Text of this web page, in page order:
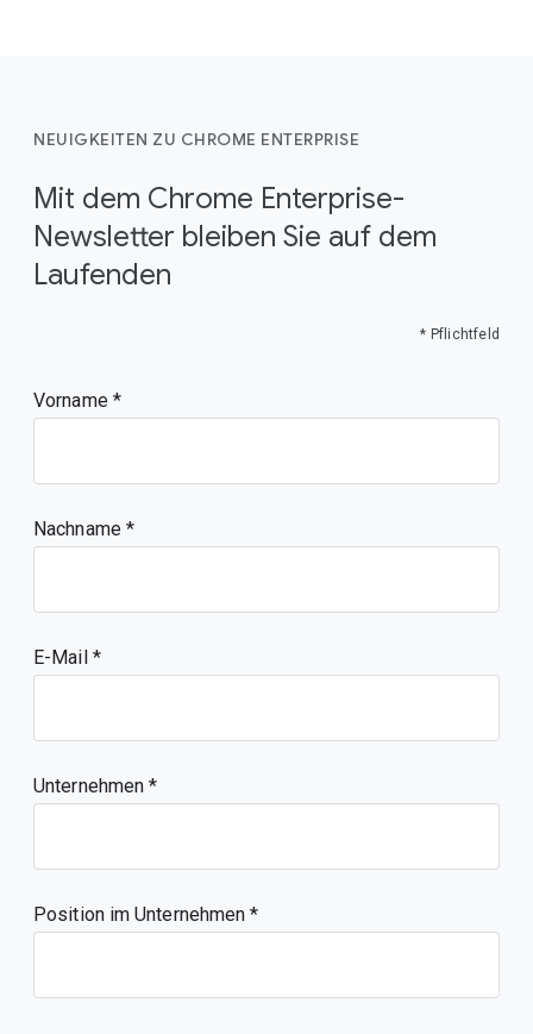
NEUIGKEITEN ZU CHROME ENTERPRISE
Mit dem Chrome Enterprise-
Newsletter bleiben Sie auf dem
Laufenden
* Pflichtfeld
Vorname
Nachname
E-Mail
Unternehmen
Position im Unternehmen